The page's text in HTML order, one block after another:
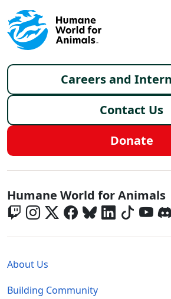
Footer menu
Careers and
Contact Us
Donate
Global - Social Menu
Humane World for Animals
About Us
Building Community